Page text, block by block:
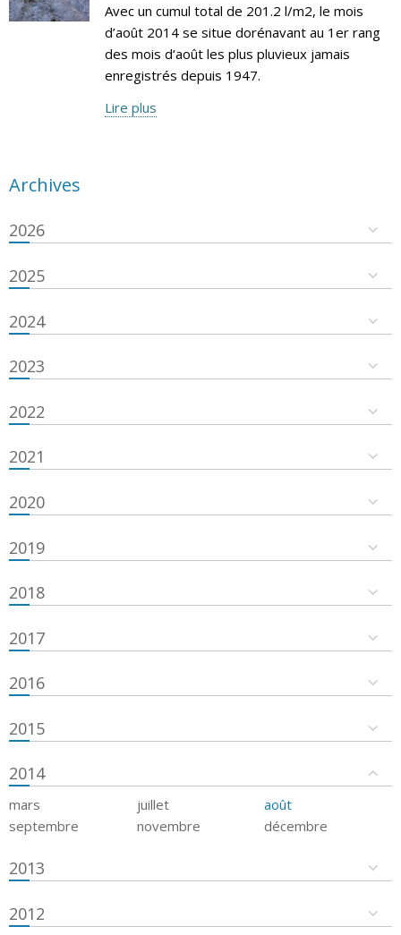
Avec un cumul total de 201.2 l/m2, le mois
d’août 2014 se situe dorénavant au 1er rang
des mois d‘août les plus pluvieux jamais
enregistrés depuis 1947.
Lire plus
Archives
2026
2025
2024
2023
2022
2021
2020
2019
2018
2017
2016
2015
2014
mars juillet
août
septembre
novembre décembre
2013
2012